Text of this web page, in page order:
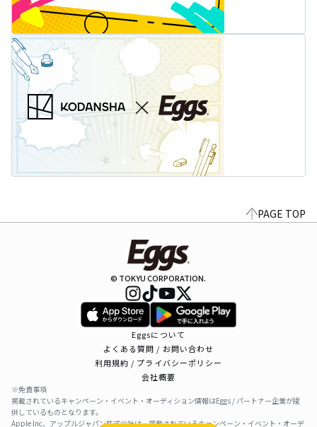
PAGE TOP
© TOKYU CORPORATION.
Eggsについて
よくある質問 / お問い合わせ
利用規約 / プライバシーポリシー
会社概要
※免責事項
掲載されているキャンペーン・イベント・オーディション情報はEggs / パートナー企業が提
供しているものとなります。
Apple Inc、アップルジャパン株式会社は、掲載されているキャンペーン・イベント・オーデ